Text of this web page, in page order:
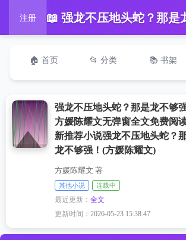
注册
🏠 首页 📂 分类 📚 书架
强龙不压地头蛇？那是龙不够
方媛陈耀文无弹窗全文免费阅
新推荐小说强龙不压地头蛇？
龙不够强！(方媛陈耀文)
方媛陈耀文 著
其他小说 连载中
最近更新：全文
更新时间：2026-05-23 15:38:47